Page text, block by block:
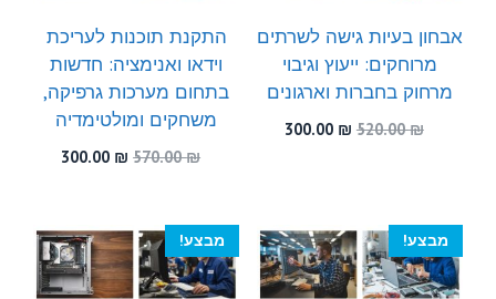
אבחון בעיות גישה לשרתים
מרוחקים: ייעוץ וגיבוי
מרחוק בחברות וארגונים
520.00₪
המחיר
300.00 ₪
התקנת תוכנות לעריכת
וידאו ואנימציה: חדשות
בתחום מערכות גרפיקה,
משחקים ומולטימדיה
570.00₪
המחיר
300.00 ₪
המחיר
מבצע! מבצע!